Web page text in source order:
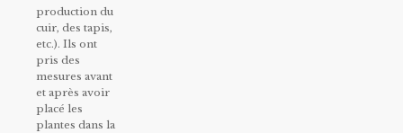
production du
cuir, des tapis,
etc.). Ils ont
pris des
mesures avant
et après avoir
placé les
plantes dans la